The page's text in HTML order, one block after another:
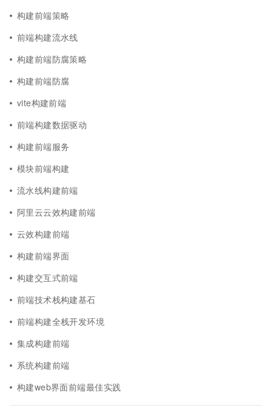
构建前端策略
前端构建流水线
构建前端防腐策略
构建前端防腐
vite构建前端
前端构建数据驱动
构建前端服务
模块前端构建
流水线构建前端
阿里云云效构建前端
云效构建前端
构建前端界面
构建交互式前端
前端技术栈构建基石
前端构建全栈开发环境
集成构建前端
系统构建前端
构建web界面前端最佳实践